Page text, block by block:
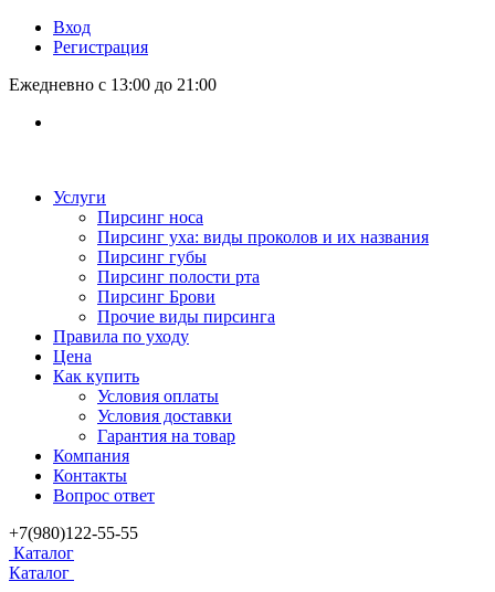
Вход
Регистрация
Ежедневно с 13:00 до 21:00
Услуги
Пирсинг носа
Пирсинг уха: виды проколов и их названия
Пирсинг губы
Пирсинг полости рта
Пирсинг Брови
Прочие виды пирсинга
Правила по уходу
Цена
Как купить
Условия оплаты
Условия доставки
Гарантия на товар
Компания
Контакты
Вопрос ответ
+7(980)122-55-55
Каталог
Каталог